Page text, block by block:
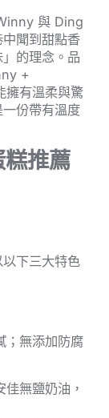
與 Ding
聞到甜點香
的理念。品
+
擁有溫柔與驚
份帶有溫度
糕推薦
下三大特色
；無添加防腐
無鹽奶油，